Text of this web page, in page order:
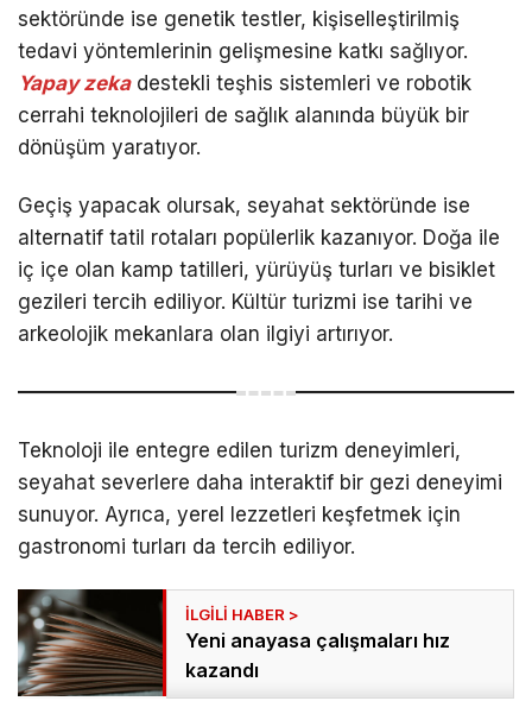
sektöründe ise genetik testler, kişiselleştirilmiş
tedavi yöntemlerinin gelişmesine katkı sağlıyor.
Yapay zekadestekli teşhis sistemleri ve robotik
cerrahi teknolojileri de sağlık alanında büyük bir
dönüşüm yaratıyor.
Geçiş yapacak olursak, seyahat sektöründe ise
alternatif tatil rotaları popülerlik kazanıyor. Doğa ile
iç içe olan kamp tatilleri, yürüyüş turları ve bisiklet
gezileri tercih ediliyor. Kültür turizmi ise tarihi ve
arkeolojik mekanlara olan ilgiyi artırıyor.
Teknoloji ile entegre edilen turizm deneyimleri,
seyahat severlere daha interaktif bir gezi deneyimi
sunuyor. Ayrıca, yerel lezzetleri keşfetmek için
gastronomi turları da tercih ediliyor.
Yeni anayasa çalışmaları hız
kazandı